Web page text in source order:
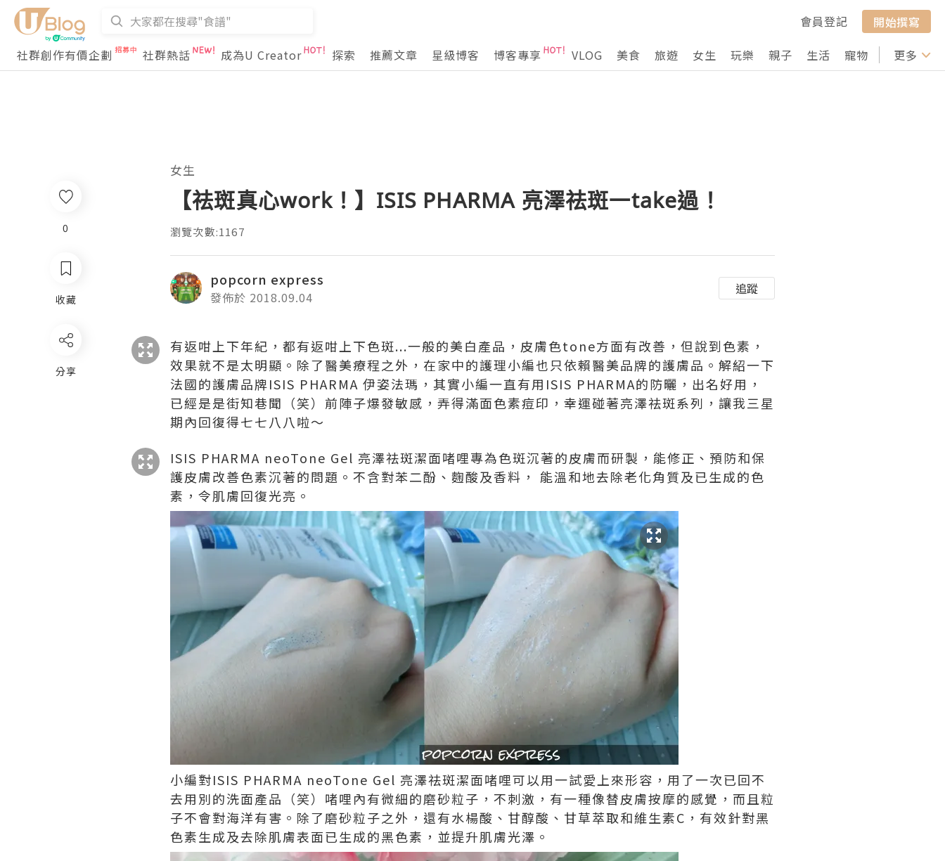
會員登記
開始撰寫
社群創作有價企劃
社群熱話 成為U Creator 探索 推薦文章 星級博客 博客專享 VLOG 美食 旅遊 女生 玩樂 親子 生活 寵物 行山 打卡
更多
0
收藏
分享
女生
【祛斑真心work！】ISIS PHARMA 亮澤祛斑一take過！
瀏覽次數:1167
popcorn express
發佈於 2018.09.04
追蹤
有返咁上下年紀，都有返咁上下色斑...一般的美白產品，皮膚色tone方面有改善，但說到色素，
效果就不是太明顯。除了醫美療程之外，在家中的護理小編也只依賴醫美品牌的護膚品。解紹一下
法國的護膚品牌ISIS PHARMA 伊姿法瑪，其實小編一直有用ISIS PHARMA的防曬，出名好用，
已經是是街知巷聞（笑）前陣子爆發敏感，弄得滿面色素痘印，幸運碰著亮澤祛斑系列，讓我三星
期內回復得七七八八啦～
ISIS PHARMA neoTone Gel 亮澤祛斑潔面啫哩專為色斑沉著的皮膚而研製，能修正、預防和保
護皮膚改善色素沉著的問題。不含對苯二酚、麴酸及香料， 能溫和地去除老化角質及已生成的色
素，令肌膚回復光亮。
小編對ISIS PHARMA neoTone Gel 亮澤祛斑潔面啫哩可以用一試愛上來形容，用了一次已回不
去用別的洗面產品（笑）啫哩內有微細的磨砂粒子，不刺激，有一種像替皮膚按摩的感覺，而且粒
子不會對海洋有害。除了磨砂粒子之外，還有水楊酸、甘醇酸、甘草萃取和維生素C，有效針對黑
色素生成及去除肌膚表面已生成的黑色素，並提升肌膚光澤。